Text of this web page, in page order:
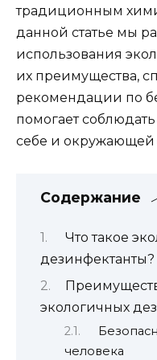
традиционным
данной статье мы
использования
их преимущества,
рекомендации по
помогает
себе и окружающей
Содержание
Что такое
дезинфектанты?
экологичных
человека